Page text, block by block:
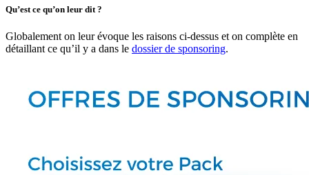
Qu’est ce qu’on leur dit ?
Globalement on leur évoque les raisons ci-dessus et on complète en
détaillant ce qu’il y a dans le dossier de sponsoring.